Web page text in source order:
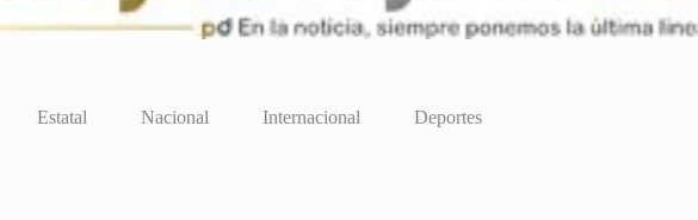
Estatal Nacional Internacional Deportes